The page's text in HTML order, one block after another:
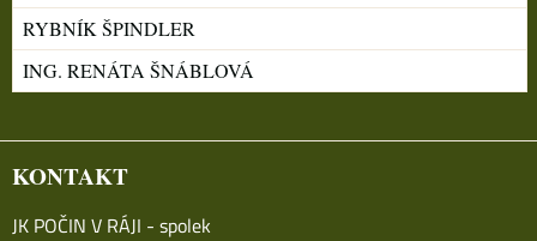
RYBNÍK ŠPINDLER
ING. RENÁTA ŠNÁBLOVÁ
KONTAKT
JK POČIN V RÁJI - spolek